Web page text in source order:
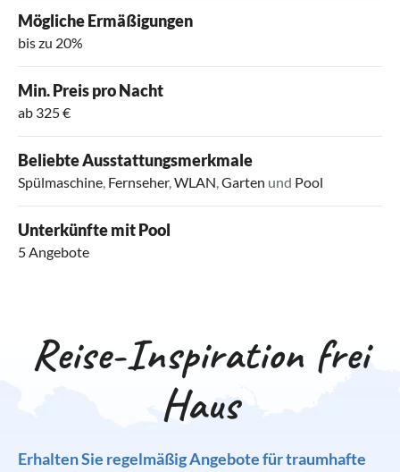
Mögliche Ermäßigungen
bis zu 20%
Min. Preis pro Nacht
ab 325 €
Beliebte Ausstattungsmerkmale
Spülmaschine, Fernseher,WLAN,Garten und Pool
Unterkünfte mit Pool
5 Angebote
Reise-Inspiration frei
Haus
Erhalten Sie regelmäßig Angebote für traumhafte